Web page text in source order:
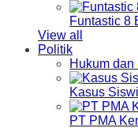
Funtastic 8
View all
Politik
Hukum dan
Kasus
PT PMA